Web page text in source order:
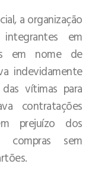
a organização
em
em nome de
indevidamente
vítimas para
contratações
prejuízo dos
sem